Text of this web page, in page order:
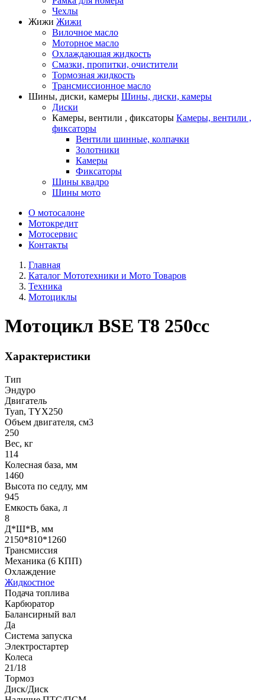
Чехлы
Жижи Жижи
Вилочное масло
Моторное масло
Охлаждающая жидкость
Смазки, пропитки, очистители
Тормозная жидкость
Трансмиссионное масло
Шины, диски, камеры Шины, диски, камеры
Диски
Камеры, вентили , фиксаторы Камеры, вентили ,
фиксаторы
Вентили шинные, колпачки
Золотники
Камеры
Фиксаторы
Шины квадро
Шины мото
О мотосалоне
Мотокредит
Мотосервис
Контакты
Главная
Каталог Мототехники и Мото Товаров
Техника
Мотоциклы
Мотоцикл BSE T8 250сс
Характеристики
Тип
Эндуро
Двигатель
Tyan, TYX250
Объем двигателя, см3
250
Вес, кг
114
Колесная база, мм
1460
Высота по седлу, мм
945
Емкость бака, л
8
Д*Ш*В, мм
2150*810*1260
Трансмиссия
Механика (6 КПП)
Охлаждение
Жидкостное
Подача топлива
Карбюратор
Балансирный вал
Да
Система запуска
Электростартер
Колеса
21/18
Тормоз
Диск/Диск